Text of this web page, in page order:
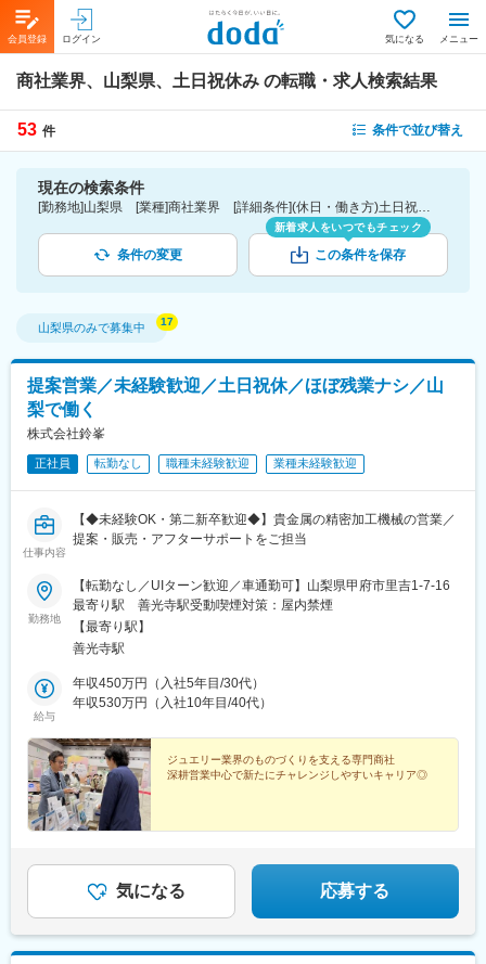
会員登録 ログイン 気になる メニュー
商社業界、山梨県、土日祝休み の転職・求人検索結果
53 件 条件で並び替え
現在の検索条件
[勤務地]山梨県 [業種]商社業界 [詳細条件](休日・働き方)土日祝休み
条件の変更
新着求人をいつでもチェック
この条件を保存
山梨県のみで募集中
提案営業／未経験歓迎／土日祝休／ほぼ残業ナシ／山
梨で働く
株式会社鈴峯
正社員 転勤なし 職種未経験歓迎 業種未経験歓迎
仕事内容
【◆未経験OK・第二新卒歓迎◆】貴金属の精密加工機械の営業／
提案・販売・アフターサポートをご担当
勤務地
【転勤なし／UIターン歓迎／車通勤可】山梨県甲府市里吉1-7-16
最寄り駅 善光寺駅受動喫煙対策：屋内禁煙
【最寄り駅】
善光寺駅
給与
年収450万円（入社5年目/30代）
年収530万円（入社10年目/40代）
ジュエリー業界のものづくりを支える専門商社
深耕営業中心で新たにチャレンジしやすいキャリア◎
気になる 応募する